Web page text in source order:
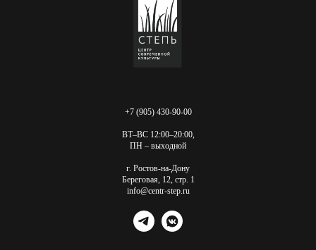
+7 (905) 430-90-00
ВТ–ВС 12:00–20:00,
ПН – выходной
г. Ростов-на-Дону
Береговая, 12, стр. 1
info@centr-step.ru